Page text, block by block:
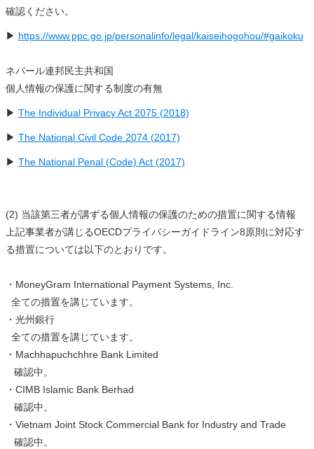
確認ください。
▶ https://www.ppc.go.jp/personalinfo/legal/kaiseihogohou/#gaikoku
ネパール連邦民主共和国
個人情報の保護に関する制度の有無
▶ The Individual Privacy Act 2075 (2018)
▶ The National Civil Code 2074 (2017)
▶ The National Penal (Code) Act (2017)
(2) 当該第三者が講ずる個人情報の保護のための措置に関する情報
上記事業者が講じるOECDプライバシーガイドライン8原則に対応す
る措置については以下のとおりです。
・MoneyGram International Payment Systems, Inc.
全ての措置を講じています。
・光州銀行
全ての措置を講じています。
・Machhapuchchhre Bank Limited
確認中。
・CIMB Islamic Bank Berhad
確認中。
・Vietnam Joint Stock Commercial Bank for Industry and Trade
確認中。